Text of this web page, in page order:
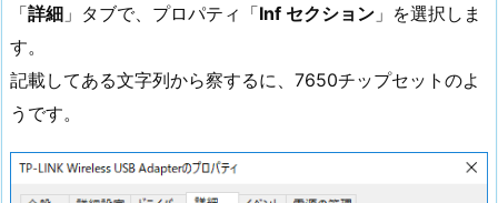
「詳細 」タブで、プロパティ「Inf セクション 」を選択しま
す。
記載してある文字列から察するに、7650チップセットのよ
うです。